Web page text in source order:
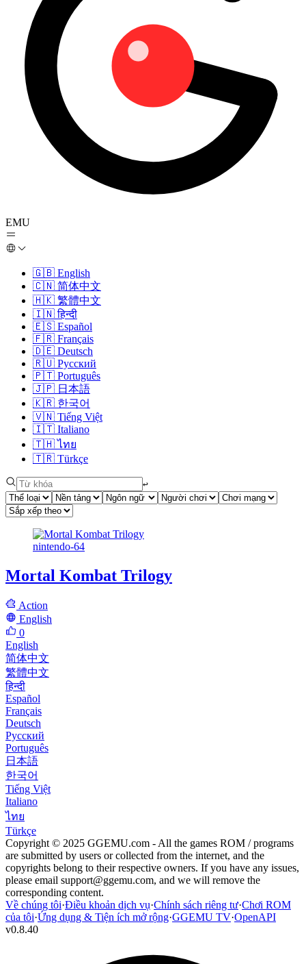
EMU
🇬🇧 English
🇨🇳 简体中文
🇭🇰 繁體中文
🇮🇳 हिन्दी
🇪🇸 Español
🇫🇷 Français
🇩🇪 Deutsch
🇷🇺 Русский
🇵🇹 Português
🇯🇵 日本語
🇰🇷 한국어
🇻🇳 Tiếng Việt
🇮🇹 Italiano
🇹🇭 ไทย
🇹🇷 Türkçe
↩︎
nintendo-64
Mortal Kombat Trilogy
Action
English
0
English
简体中文
繁體中文
हिन्दी
Español
Français
Deutsch
Русский
Português
日本語
한국어
Tiếng Việt
Italiano
ไทย
Türkçe
Copyright © 2025 GGEMU.com - All the games ROM / programs
are submitted by users or collected from the internet, and the
copyrights belong to their respective owners. If you have any issues,
please email support@ggemu.com, and we will remove the
corresponding content.
Về chúng tôi·Điều khoản dịch vụ·Chính sách riêng tư·Chơi ROM
của tôi·Ứng dụng & Tiện ích mở rộng·GGEMU TV·OpenAPI
v0.8.40